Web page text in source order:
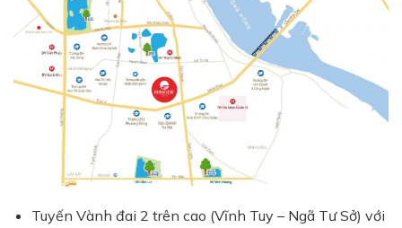
Tuyến Vành đai 2 trên cao (Vĩnh Tuy – Ngã Tư Sở) với